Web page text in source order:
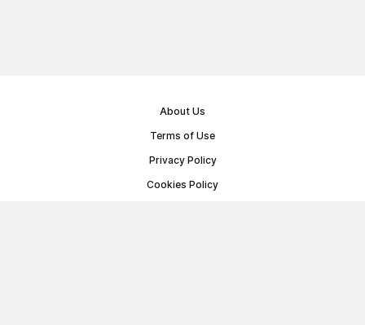
About Us
Terms of Use
Privacy Policy
Cookies Policy